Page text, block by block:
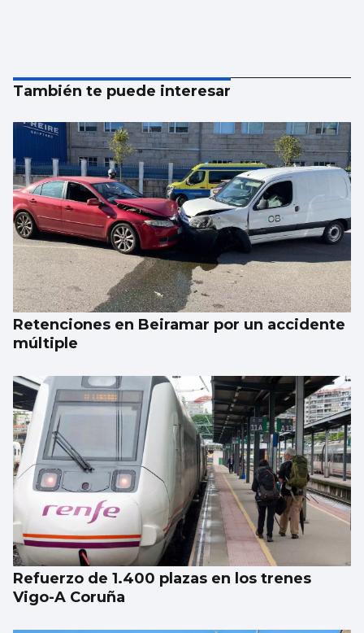
También te puede interesar
Retenciones en Beiramar por un accidente
múltiple
Refuerzo de 1.400 plazas en los trenes
Vigo-A Coruña